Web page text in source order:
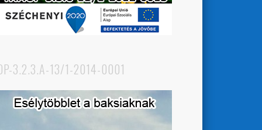
3.2.3.A-13/1-2014-0001